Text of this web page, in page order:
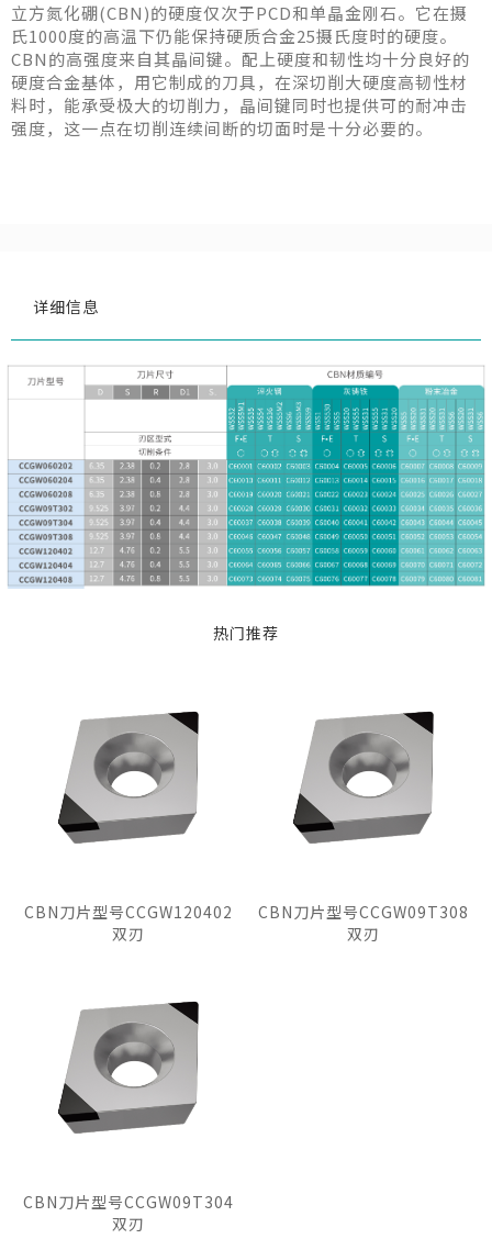
立方氮化硼(CBN)的硬度仅次于PCD和单晶金刚石。它在摄
氏1000度的高温下仍能保持硬质合金25摄氏度时的硬度。
CBN的高强度来自其晶间键。配上硬度和韧性均十分良好的
硬度合金基体，用它制成的刀具，在深切削大硬度高韧性材
料时，能承受极大的切削力，晶间键同时也提供可的耐冲击
强度，这一点在切削连续间断的切面时是十分必要的。
详细信息
热门推荐
CBN刀片型号CCGW120402
双刃
CBN刀片型号CCGW09T308
双刃
CBN刀片型号CCGW09T304
双刃